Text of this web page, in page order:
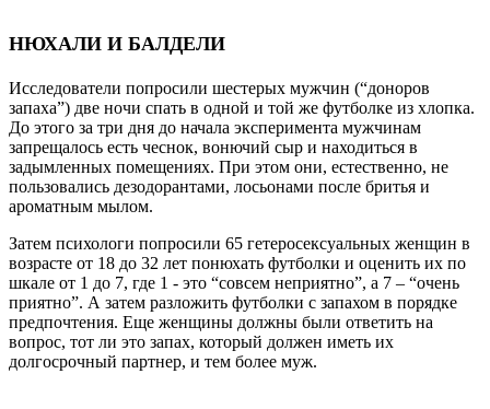
НЮХАЛИ И БАЛДЕЛИ
Исследователи попросили шестерых мужчин (“доноров
запаха”) две ночи спать в одной и той же футболке из хлопка.
До этого за три дня до начала эксперимента мужчинам
запрещалось есть чеснок, вонючий сыр и находиться в
задымленных помещениях. При этом они, естественно, не
пользовались дезодорантами, лосьонами после бритья и
ароматным мылом.
Затем психологи попросили 65 гетеросексуальных женщин в
возрасте от 18 до 32 лет понюхать футболки и оценить их по
шкале от 1 до 7, где 1 - это “совсем неприятно”, а 7 – “очень
приятно”. А затем разложить футболки с запахом в порядке
предпочтения. Еще женщины должны были ответить на
вопрос, тот ли это запах, который должен иметь их
долгосрочный партнер, и тем более муж.